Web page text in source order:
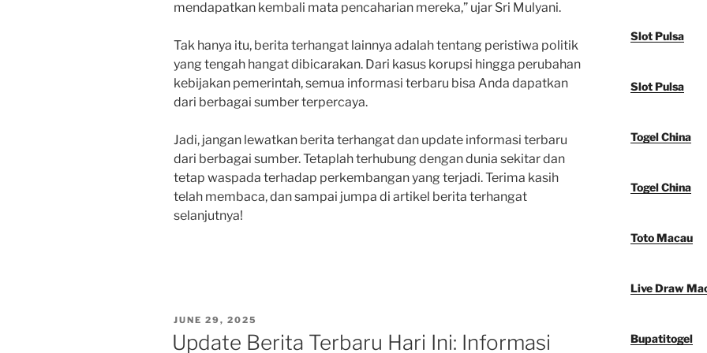
mendapatkan kembali mata pencaharian mereka,” ujar Sri Mulyani.
Tak hanya itu, berita terhangat lainnya adalah tentang peristiwa politik
yang tengah hangat dibicarakan. Dari kasus korupsi hingga perubahan
kebijakan pemerintah, semua informasi terbaru bisa Anda dapatkan
dari berbagai sumber terpercaya.
Jadi, jangan lewatkan berita terhangat dan update informasi terbaru
dari berbagai sumber. Tetaplah terhubung dengan dunia sekitar dan
tetap waspada terhadap perkembangan yang terjadi. Terima kasih
telah membaca, dan sampai jumpa di artikel berita terhangat
selanjutnya!
POSTED
ON
JUNE 29, 2025
Update Berita Terbaru Hari Ini: Informasi
Slot Pulsa
Slot Pulsa
Togel China
Togel China
Toto Macau
Live Draw
Bupatitogel